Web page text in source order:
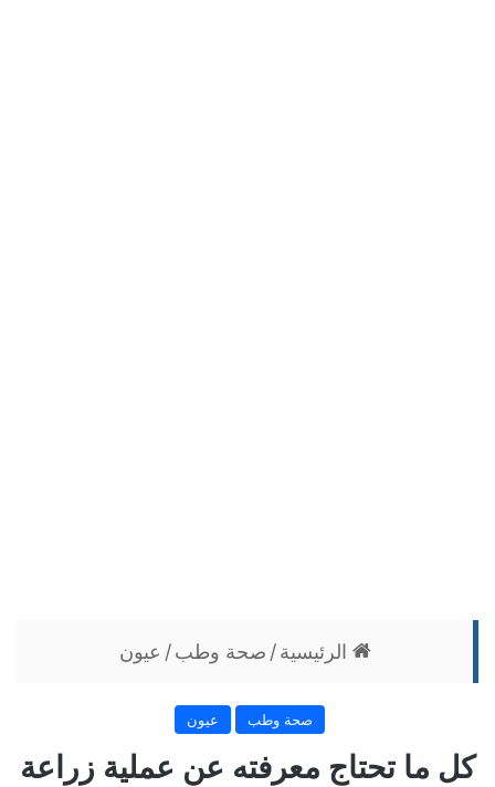
الرئيسية / صحة وطب / عيون
صحة وطب عيون
كل ما تحتاج معرفته عن عملية زراعة